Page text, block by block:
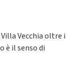
Vecchia oltre i
è il senso di